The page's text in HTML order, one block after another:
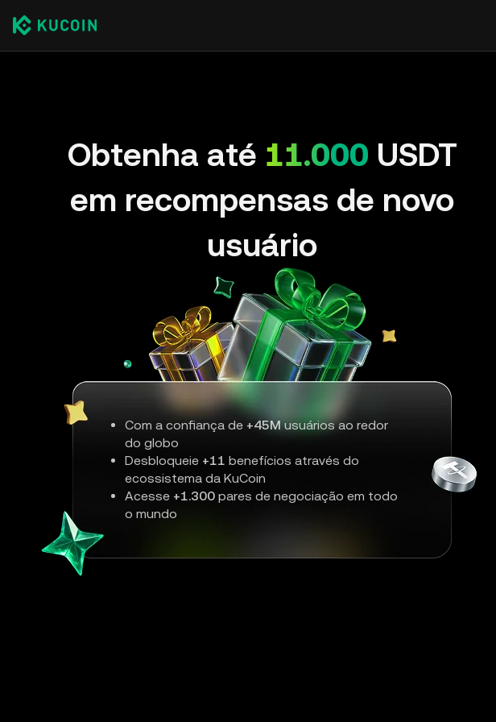
Obtenha até 11.000 USDT
em recompensas de novo
usuário
Com a confiança de +45Musuários ao redor
do globo
Desbloqueie +11 benefícios através do
ecossistema da KuCoin
Acesse +1.300pares de negociação em todo
o mundo